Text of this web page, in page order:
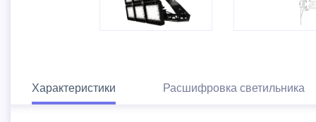
Характеристики Расшифровка светильника